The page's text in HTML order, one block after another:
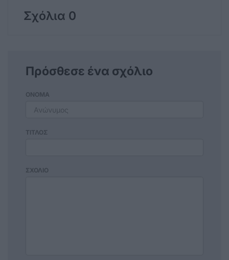
Σχόλια 0
Πρόσθεσε ένα σχόλιο
ΟΝΟΜΑ
ΤΙΤΛΟΣ
ΣΧΟΛΙΟ